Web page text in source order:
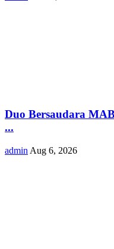
Duo Bersaudara
...
admin Aug 6, 2026